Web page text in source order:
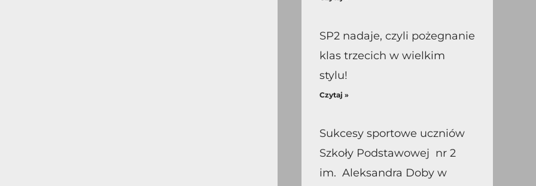
SP2 nadaje, czyli pożegnanie
klas trzecich w wielkim
stylu!
Czytaj »
Sukcesy sportowe uczniów
Szkoły Podstawowej nr 2
im. Aleksandra Doby w